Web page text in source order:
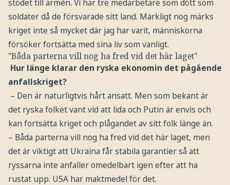
stödet till armén. Vi har tre medarbetare som dött som
soldater då de försvarade sitt land. Märkligt nog märks
kriget inte så mycket där jag har varit, människorna
försöker fortsätta med sina liv som vanligt.
"Båda parterna vill nog ha fred vid det här laget"
Hur länge klarar den ryska ekonomin det pågående
anfallskriget?
– Den är naturligtvis hårt ansatt. Men som bekant är
det ryska folket vant vid att lida och Putin är envis och
kan fortsätta kriget och plågandet av sitt folk länge än.
– Båda parterna vill nog ha fred vid det här laget, men
det är viktigt att Ukraina får stabila garantier så att
ryssarna inte anfaller omedelbart igen efter att ha
rustat upp. USA har maktmedel för det.